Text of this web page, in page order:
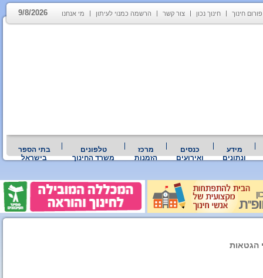
פורום חינוך חינוך נכון צור קשר הרשמה כמנוי לעיתון מי אנחנו 9/8/2026
מידע
ונתונים
כנסים
ואירועים
מרכז
הזמנות
טלפונים
משרד החינוך
בתי הספר
בישראל
הגטאות